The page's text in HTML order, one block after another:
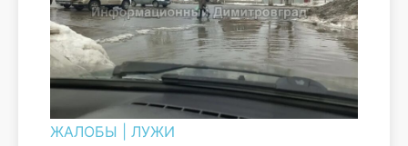
ЖАЛОБЫ ЛУЖИ